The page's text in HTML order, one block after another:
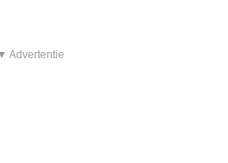
Advertentie